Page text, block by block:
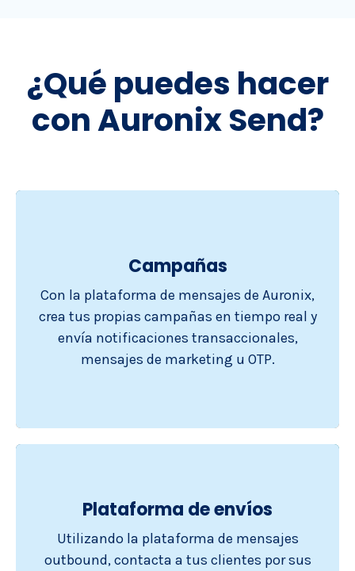
¿Qué puedes hacer
con Auronix Send?
Campañas
Con la plataforma de mensajes de Auronix,
crea tus propias campañas en tiempo real y
envía notificaciones transaccionales,
mensajes de marketing u OTP.
Plataforma de envíos
Utilizando la plataforma de mensajes
outbound, contacta a tus clientes por sus